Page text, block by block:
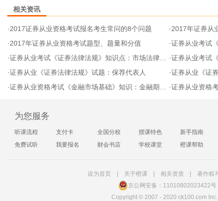
相关资讯
·2017证券从业资格考试报名考生常问的8个问题 ·2017年证券从
·2017年证券从业资格考试题型、题量和分值 ·证券从业考试《
·证券从业考试《证券法律法规》知识点：市场法律法规体系层级 ·证券从业考试
·证券从业《证券法律法规》试题：保荐代表人 ·证券从业《证券
·证券从业资格考试《金融市场基础》知识：金融期货交易制度 ·证券从业资格考试
为您服务
听课流程 支付卡 全国分校 授课特色
新手指南
免费试听
我要报名 财会书店 学校课堂 橙课帮助
设为首页| 关于橙课| 相关资质
著作权
京公网安备：11010802023422号
Copyright ©2007 - 2020 ck100.com